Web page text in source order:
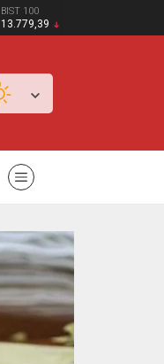
BIST 100
13.779,39